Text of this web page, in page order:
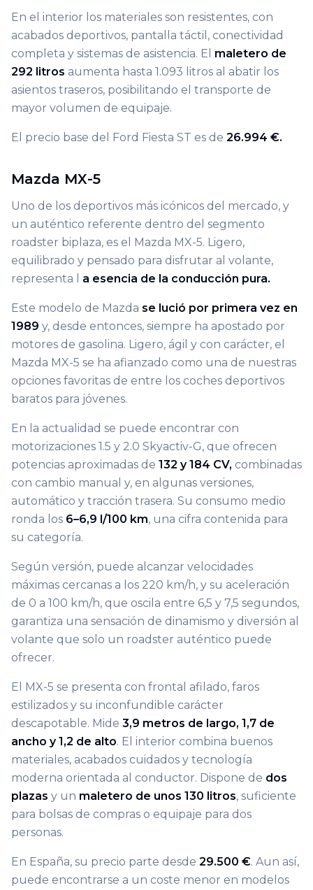
En el interior los materiales son resistentes, con
acabados deportivos, pantalla táctil, conectividad
completa y sistemas de asistencia. El maletero de
292 litros aumenta hasta 1.093 litros al abatir los
asientos traseros, posibilitando el transporte de
mayor volumen de equipaje.
El precio base del Ford Fiesta ST es de 26.994 €.
Mazda MX-5
Uno de los deportivos más icónicos del mercado, y
un auténtico referente dentro del segmento
roadster biplaza, es el Mazda MX-5. Ligero,
equilibrado y pensado para disfrutar al volante,
representa l a esencia de la conducción pura.
Este modelo de Mazda se lució por primera vez en
1989 y, desde entonces, siempre ha apostado por
motores de gasolina. Ligero, ágil y con carácter, el
Mazda MX-5 se ha afianzado como una de nuestras
opciones favoritas de entre los coches deportivos
baratos para jóvenes.
En la actualidad se puede encontrar con
motorizaciones 1.5 y 2.0 Skyactiv-G, que ofrecen
potencias aproximadas de 132 y 184 CV, combinadas
con cambio manual y, en algunas versiones,
automático y tracción trasera. Su consumo medio
ronda los 6–6,9 l/100 km, una cifra contenida para
su categoría.
Según versión, puede alcanzar velocidades
máximas cercanas a los 220 km/h, y su aceleración
de 0 a 100 km/h, que oscila entre 6,5 y 7,5 segundos,
garantiza una sensación de dinamismo y diversión al
volante que solo un roadster auténtico puede
ofrecer.
El MX-5 se presenta con frontal afilado, faros
estilizados y su inconfundible carácter
descapotable. Mide 3,9 metros de largo, 1,7 de
ancho y 1,2 de alto. El interior combina buenos
materiales, acabados cuidados y tecnología
moderna orientada al conductor. Dispone de dos
plazas y un maletero de unos 130 litros, suficiente
para bolsas de compras o equipaje para dos
personas.
En España, su precio parte desde 29.500 €. Aun así,
puede encontrarse a un coste menor en modelos